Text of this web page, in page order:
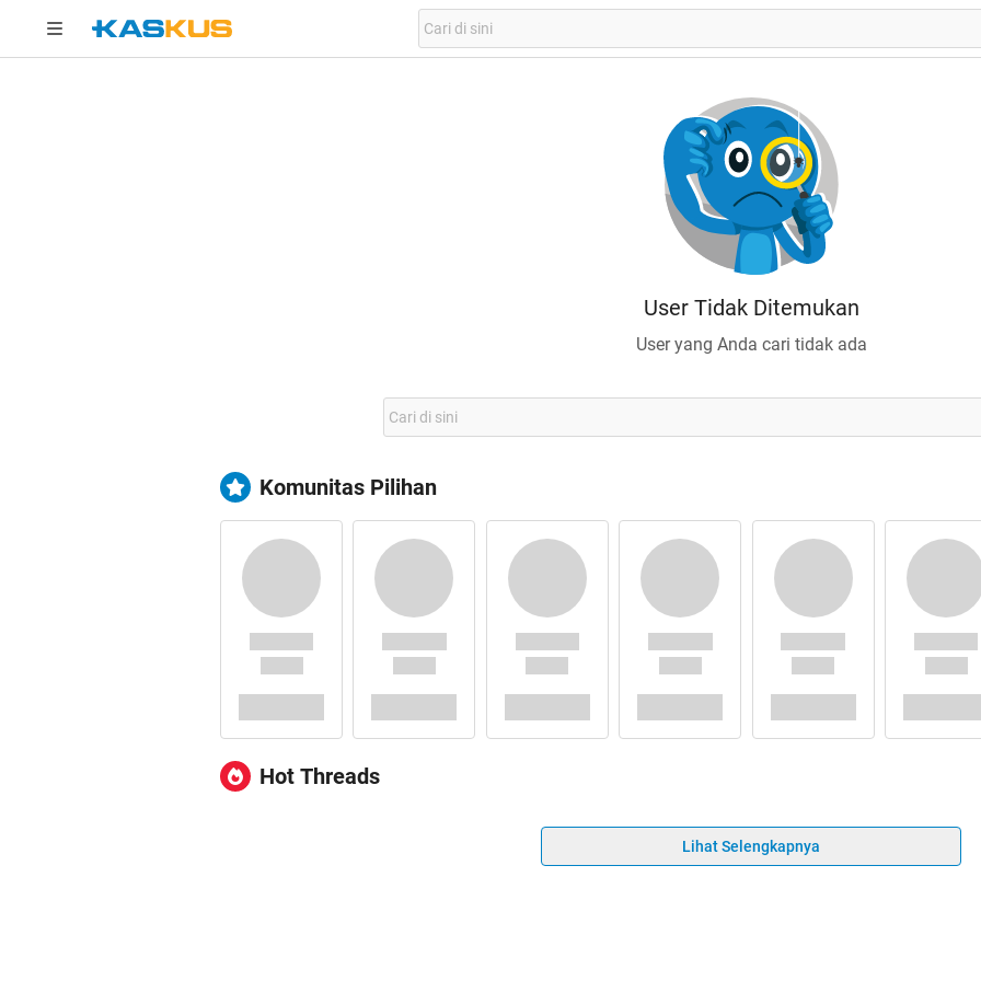
User Tidak Ditemukan
User yang Anda cari tidak ada
Komunitas Pilihan
Hot Threads
Lihat Selengkapnya